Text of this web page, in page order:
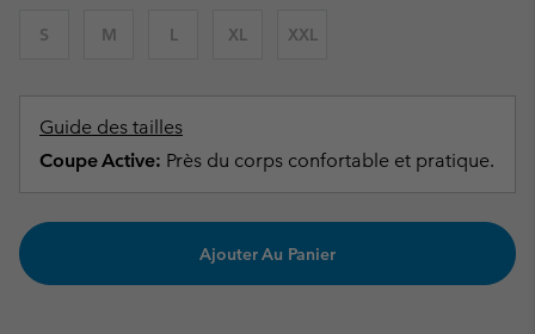
S M L XL XXL
Guide des tailles
Coupe Active: Près du corps confortable et pratique.
Ajouter Au Panier